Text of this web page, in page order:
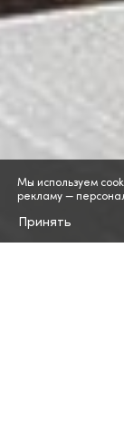
Мы используем
рекламу —
Принять